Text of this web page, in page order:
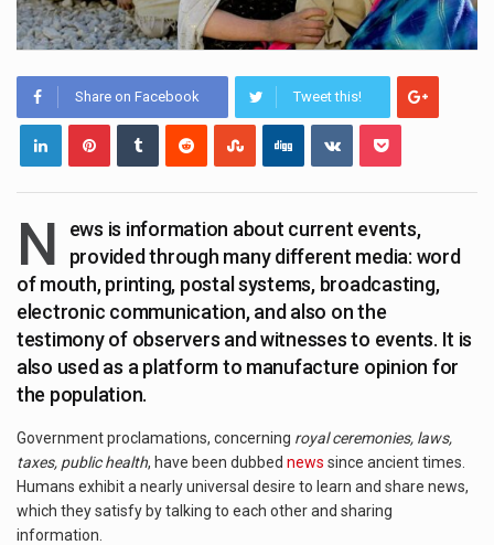
Share on Facebook Tweet this!
N
ews is information about current events,
provided through many different media: word
of mouth, printing, postal systems, broadcasting,
electronic communication, and also on the
testimony of observers and witnesses to events. It is
also used as a platform to manufacture opinion for
the population.
Government proclamations, concerning royal ceremonies, laws,
taxes, public health, have been dubbed news since ancient times.
Humans exhibit a nearly universal desire to learn and share news,
which they satisfy by talking to each other and sharing
information.